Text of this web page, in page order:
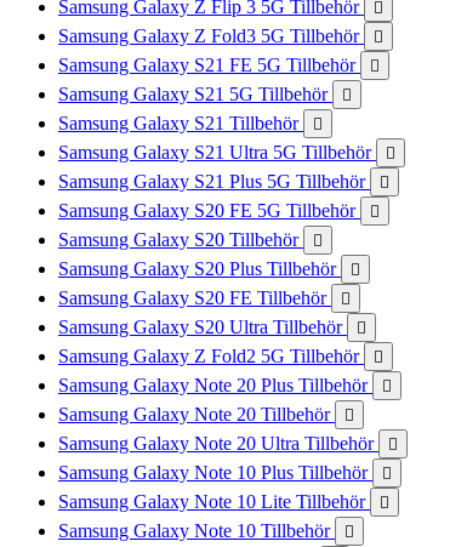
Samsung Galaxy Z Flip 3 5G Tillbehör

Samsung Galaxy Z Fold3 5G Tillbehör 
Samsung Galaxy S21 FE 5G Tillbehör 
Samsung Galaxy S21 5G Tillbehör 
Samsung Galaxy S21 Tillbehör 
Samsung Galaxy S21 Ultra 5G Tillbehör 
Samsung Galaxy S21 Plus 5G Tillbehör 
Samsung Galaxy S20 FE 5G Tillbehör 
Samsung Galaxy S20 Tillbehör 
Samsung Galaxy S20 Plus Tillbehör 
Samsung Galaxy S20 FE Tillbehör 
Samsung Galaxy S20 Ultra Tillbehör 
Samsung Galaxy Z Fold2 5G Tillbehör 
Samsung Galaxy Note 20 Plus Tillbehör 
Samsung Galaxy Note 20 Tillbehör 
Samsung Galaxy Note 20 Ultra Tillbehör 
Samsung Galaxy Note 10 Plus Tillbehör 
Samsung Galaxy Note 10 Lite Tillbehör 
Samsung Galaxy Note 10 Tillbehör 